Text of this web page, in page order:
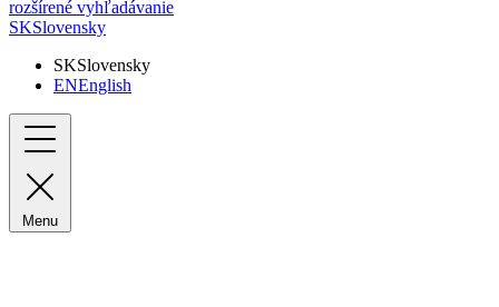
rozšírené vyhľadávanie
SKSlovensky
SKSlovensky
ENEnglish
Menu